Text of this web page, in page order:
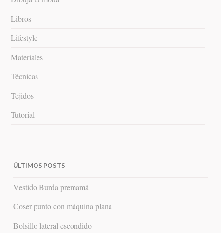
Libros
Lifestyle
Materiales
Técnicas
Tejidos
Tutorial
ÚLTIMOS POSTS
Vestido Burda premamá
Coser punto con máquina plana
Bolsillo lateral escondido